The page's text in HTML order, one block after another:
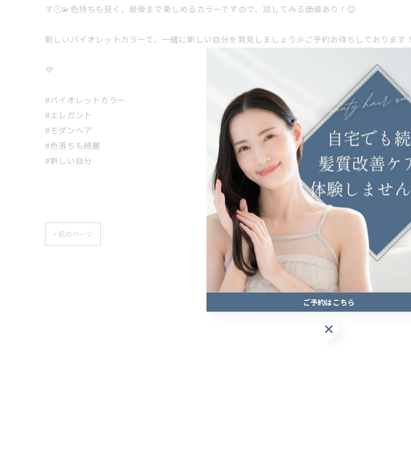
す🕒💫色持ちも良く、最後まで楽しめるカラーですので、試してみる価値あり！😊
新しいバイオレットカラーで、一緒に新しい自分を発見しましょう🎉ご予約お待ちしております！
💜
#バイオレットカラー
#エレガント
#モダンヘア
#色落ちも綺麗
#新しい自分
< 前のページ 一覧に戻る
ご予約はこちら
ご予約はこちら